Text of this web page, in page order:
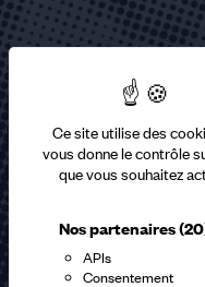
Ce site utilise des
vous donne le contrôle
que vous souhaitez
Nos partenaires
APIs
Consentement
Abonnez-
En m'inscrivant à la